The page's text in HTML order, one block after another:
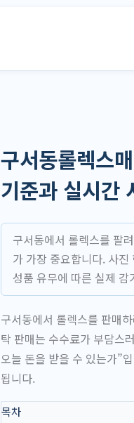
구서동롤렉스
기준과 실시간
구서동에서 롤렉스를 팔
가 가장 중요합니다. 사
성품 유무에 따른 실제
구서동에서 롤렉스를 판매
탁 판매는 수수료가 부담스
오늘 돈을 받을 수 있는가”
됩니다.
목차